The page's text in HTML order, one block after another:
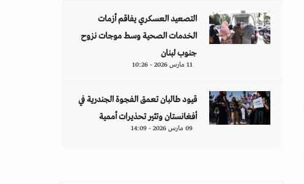
التصعيد العسكري يفاقم أزمات
الخدمات الصحية وسط موجات نزوح
جنوب لبنان
11 مارس 2026 - 10:26
قيود طالبان تعمق الفجوة الجندرية في
أفغانستان وتثير تحذيرات أممية
09 مارس 2026 - 14:09